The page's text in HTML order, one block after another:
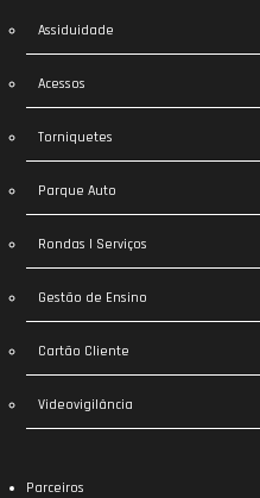
Assiduidade
Acessos
Torniquetes
Parque Auto
Rondas | Serviços
Gestão de Ensino
Cartão Cliente
Videovigilância
Parceiros